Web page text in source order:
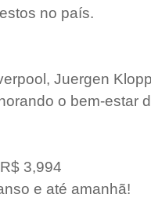
no país.
Juergen
o bem-estar
3,994
e até amanhã!